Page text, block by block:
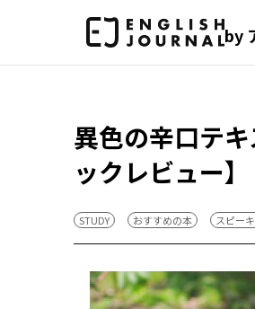
by
異色の辛口テ
ックレビュー】
STUDY おすすめの本 スピー